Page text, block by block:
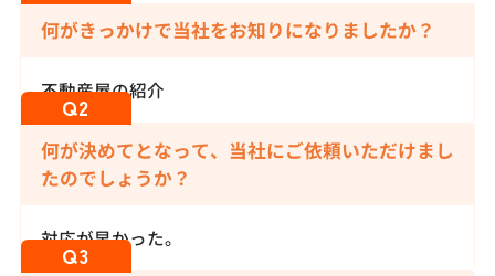
何がきっかけで当社をお知りになりましたか？
不動産屋の紹介
何が決めてとなって、当社にご依頼いただけまし
たのでしょうか？
対応が早かった。